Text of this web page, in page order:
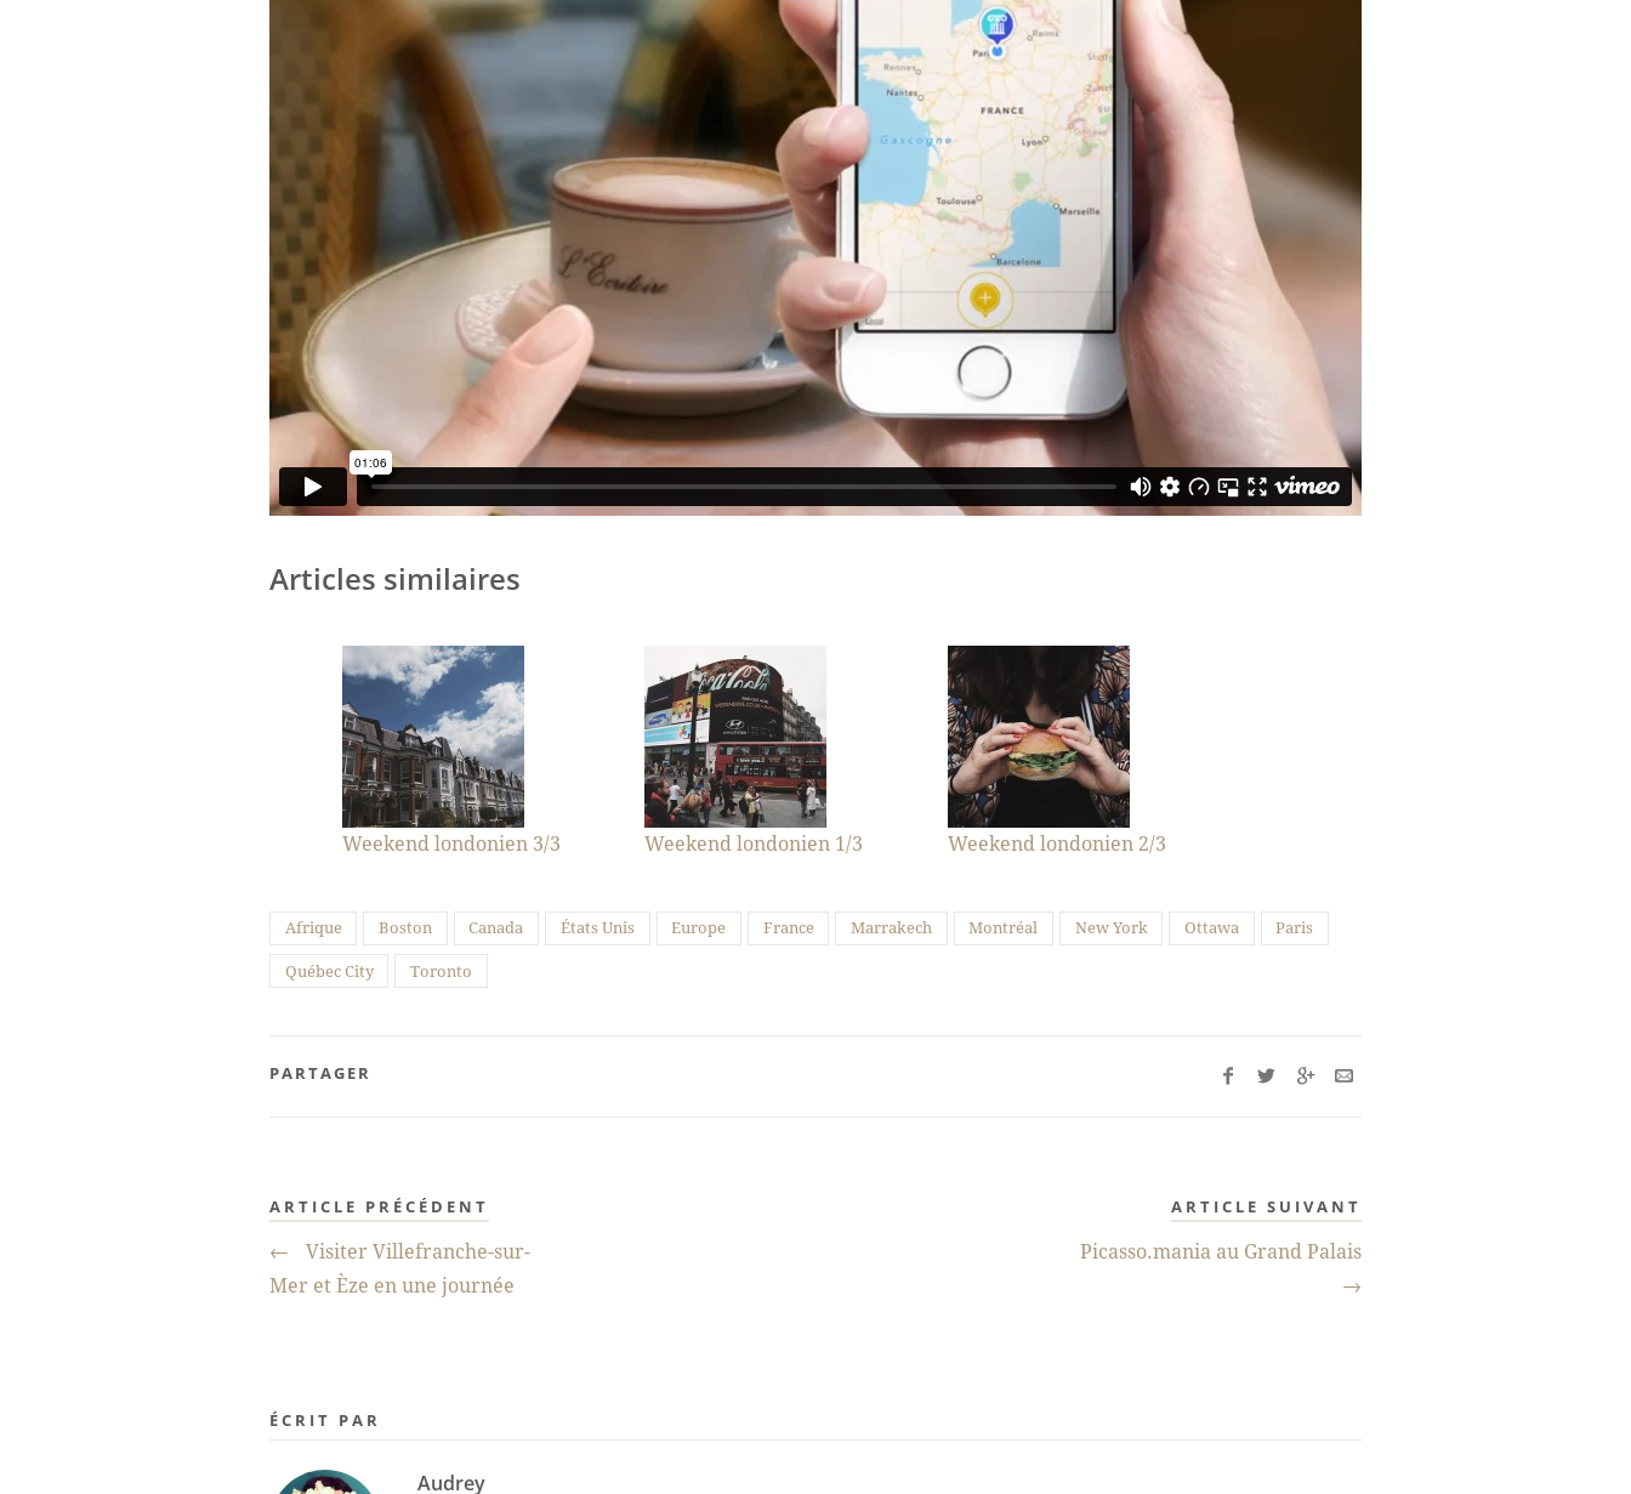
Articles similaires
Weekend londonien 3/3 Weekend londonien 1/3 Weekend londonien 2/3
Afrique Boston Canada États Unis Europe France Marrakech Montréal New York Ottawa Paris
Québec City Toronto
PARTAGER
ARTICLE PRÉCÉDENT
←
Visiter Villefranche-sur-
Mer et Èze en une journée
ARTICLE SUIVANT
Picasso.mania au Grand Palais
→
ÉCRIT PAR
Audrey